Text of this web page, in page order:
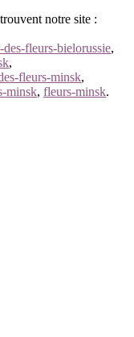
notre site :
des-fleurs-bielorussie,
,
fleurs-minsk,
minsk, fleurs-minsk.